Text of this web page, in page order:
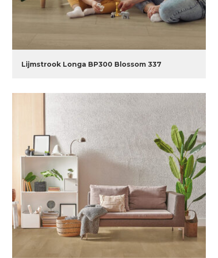
Lijmstrook Longa BP300 Blossom 337